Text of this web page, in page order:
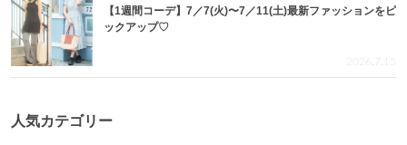
【1週間コーデ】7／7(火)〜7／11(土)最新ファッションをピ
ックアップ♡
2026.7.15
人気カテゴリー